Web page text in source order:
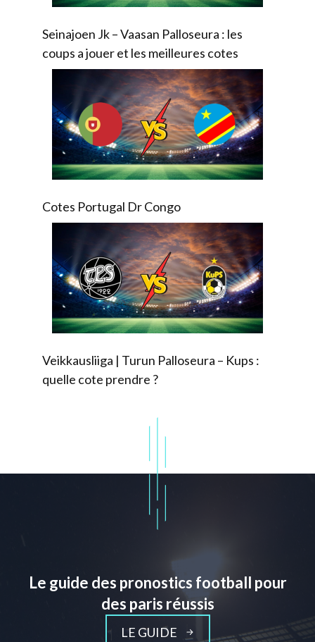
Seinajoen Jk – Vaasan Palloseura : les
coups a jouer et les meilleures cotes
Cotes Portugal Dr Congo
Veikkausliiga | Turun Palloseura – Kups :
quelle cote prendre ?
Le guide des pronostics football pour
des paris réussis
LE GUIDE